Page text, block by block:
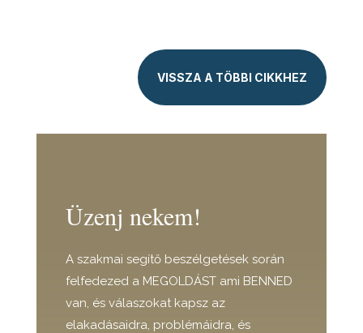
VISSZA A TÖBBI CIKKHEZ
Üzenj nekem!
A szakmai segítő beszélgetések során
felfedezed a MEGOLDÁST ami BENNED
van, és válaszokat kapsz az
elakadásaidra, problémáidra, és